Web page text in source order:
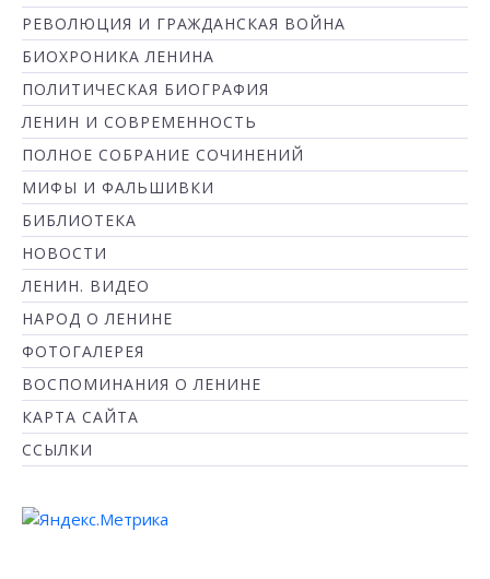
РЕВОЛЮЦИЯ И ГРАЖДАНСКАЯ ВОЙНА
БИОХРОНИКА ЛЕНИНА
ПОЛИТИЧЕСКАЯ БИОГРАФИЯ
ЛЕНИН И СОВРЕМЕННОСТЬ
ПОЛНОЕ СОБРАНИЕ СОЧИНЕНИЙ
МИФЫ И ФАЛЬШИВКИ
БИБЛИОТЕКА
НОВОСТИ
ЛЕНИН. ВИДЕО
НАРОД О ЛЕНИНЕ
ФОТОГАЛЕРЕЯ
ВОСПОМИНАНИЯ О ЛЕНИНЕ
КАРТА САЙТА
ССЫЛКИ